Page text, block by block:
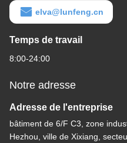
elva@lunfeng.cn
Temps de travail
8:00-24:00
Notre adresse
Adresse de l'entreprise
bâtiment de 6/F C3, zone
Hezhou, ville de Xixiang,